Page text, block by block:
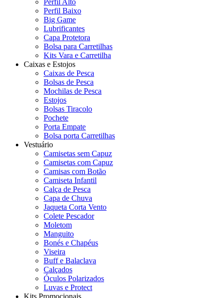
Perfil Alto
Perfil Baixo
Big Game
Lubrificantes
Capa Protetora
Bolsa para Carretilhas
Kits Vara e Carretilha
Caixas e Estojos
Caixas de Pesca
Bolsas de Pesca
Mochilas de Pesca
Estojos
Bolsas Tiracolo
Pochete
Porta Empate
Bolsa porta Carretilhas
Vestuário
Camisetas sem Capuz
Camisetas com Capuz
Camisas com Botão
Camiseta Infantil
Calça de Pesca
Capa de Chuva
Jaqueta Corta Vento
Colete Pescador
Moletom
Manguito
Bonés e Chapéus
Viseira
Buff e Balaclava
Calçados
Óculos Polarizados
Luvas e Protect
Kits Promocionais